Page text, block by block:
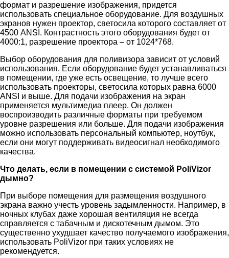
формат и разрешение изображения, придется
использовать специальное оборудование. Для воздушных
экранов нужен проектор, светосила которого составляет от
4500 ANSI. Контрастность этого оборудования будет от
4000:1, разрешение проектора – от 1024*768.
Выбор оборудования для поливизора зависит от условий
использования. Если оборудование будет устанавливаться
в помещении, где уже есть освещение, то лучше всего
использовать проекторы, светосила которых равна 6000
ANSI и выше. Для подачи изображения на экран
применяется мультимедиа плеер. Он должен
воспроизводить различные форматы при требуемом
уровне разрешения или больше. Для подачи изображения
можно использовать персональный компьютер, ноутбук,
если они могут поддерживать видеосигнал необходимого
качества.
Что делать, если в помещении с системой PoliVizor
дымно?
При выборе помещения для размещения воздушного
экрана важно учесть уровень задымленности. Например, в
ночных клубах даже хорошая вентиляция не всегда
справляется с табачным и дискотечным дымом. Это
существенно ухудшает качество получаемого изображения,
использовать PoliVizor при таких условиях не
рекомендуется.